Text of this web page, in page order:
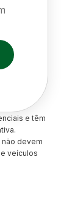
e têm
devem
veículos